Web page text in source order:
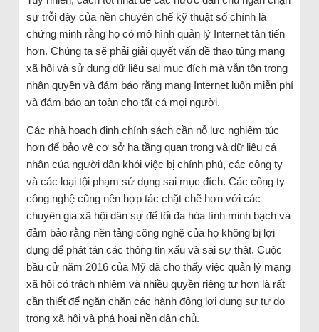
sự trỗi dậy của nền chuyên chế kỹ thuật số chính là
chứng minh rằng họ có mô hình quản lý Internet tân tiến
hơn. Chúng ta sẽ phải giải quyết vấn đề thao túng mạng
xã hội và sử dụng dữ liệu sai mục đích mà vẫn tôn trọng
nhân quyền và đảm bảo rằng mạng Internet luôn miễn phí
và đảm bảo an toàn cho tất cả mọi người.
Các nhà hoạch định chính sách cần nỗ lực nghiêm túc
hơn để bảo vệ cơ sở hạ tầng quan trọng và dữ liệu cá
nhân của người dân khỏi việc bị chính phủ, các công ty
và các loại tội phạm sử dụng sai mục đích. Các công ty
công nghệ cũng nên hợp tác chặt chẽ hơn với các
chuyên gia xã hội dân sự để tối đa hóa tính minh bạch và
đảm bảo rằng nền tảng công nghệ của họ không bị lợi
dụng để phát tán các thông tin xấu và sai sự thật. Cuộc
bầu cử năm 2016 của Mỹ đã cho thấy việc quản lý mạng
xã hội có trách nhiệm và nhiều quyền riêng tư hơn là rất
cần thiết để ngăn chặn các hành động lợi dụng sự tự do
trong xã hội và phá hoại nền dân chủ.